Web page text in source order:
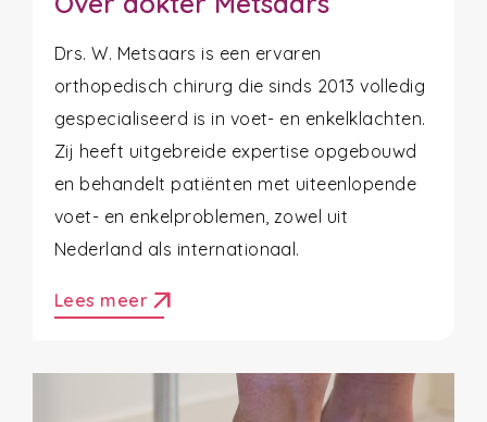
Drs. W. Metsaars is een ervaren
orthopedisch chirurg die sinds 2013 volledig
gespecialiseerd is in voet- en enkelklachten.
Zij heeft uitgebreide expertise opgebouwd
en behandelt patiënten met uiteenlopende
voet- en enkelproblemen, zowel uit
Nederland als internationaal.
Lees meer arrow_outward